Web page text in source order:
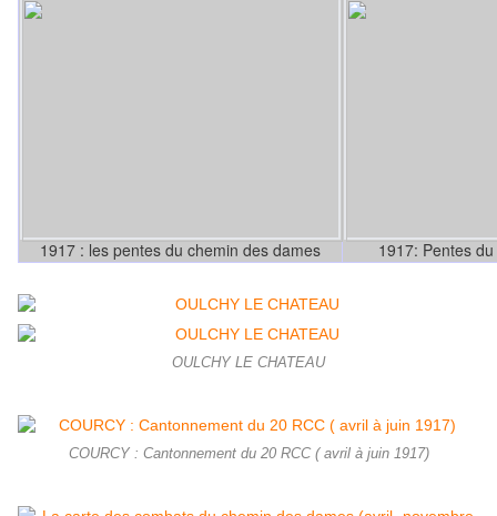
1917 : les pentes du chemin des dames 1917: Pentes
OULCHY LE CHATEAU
COURCY : Cantonnement du 20 RCC ( avril à juin 1917)